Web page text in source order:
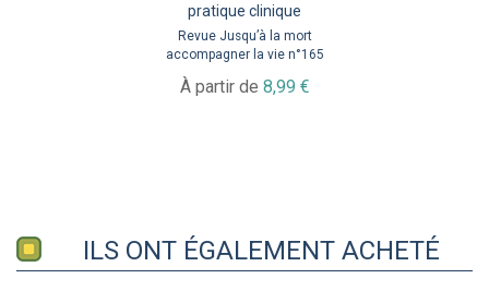
pratique clinique
Revue Jusqu’à la mort
accompagner la vie n°165
À partir de 8,99 €
ILS ONT ÉGALEMENT ACHETÉ